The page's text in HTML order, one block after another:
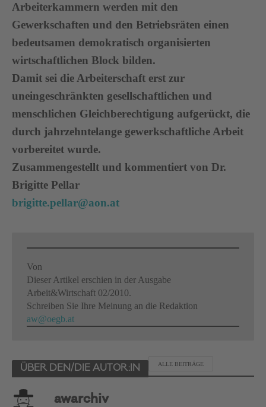
Arbeiterkammern werden mit den
Gewerkschaften und den Betriebsräten einen
bedeutsamen demokratisch organisierten
wirtschaftlichen Block bilden.
Damit sei die Arbeiterschaft erst zur
uneingeschränkten gesellschaftlichen und
menschlichen Gleichberechtigung aufgerückt, die
durch jahrzehntelange gewerkschaftliche Arbeit
vorbereitet wurde.
Zusammengestellt und kommentiert von Dr.
Brigitte Pellar
brigitte.pellar@aon.at
Von
Dieser Artikel erschien in der Ausgabe
Arbeit&Wirtschaft 02/2010.
Schreiben Sie Ihre Meinung an die Redaktion
aw@oegb.at
ÜBER DEN/DIE AUTOR:IN
ALLE BEITRÄGE
awarchiv